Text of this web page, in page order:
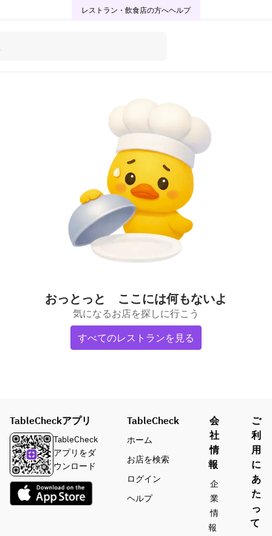
レストラン・飲食店の方へヘルプ
おっとっと ここには何もないよ
気になるお店を探しに行こう
すべてのレストランを見る
TableCheckアプリ
TableCheck
アプリをダ
ウンロード
TableCheck
ホーム
お店を検索
ログイン
ヘルプ
会
社
情
報
企
業
情
報
ご
利
用
に
あ
た
っ
て